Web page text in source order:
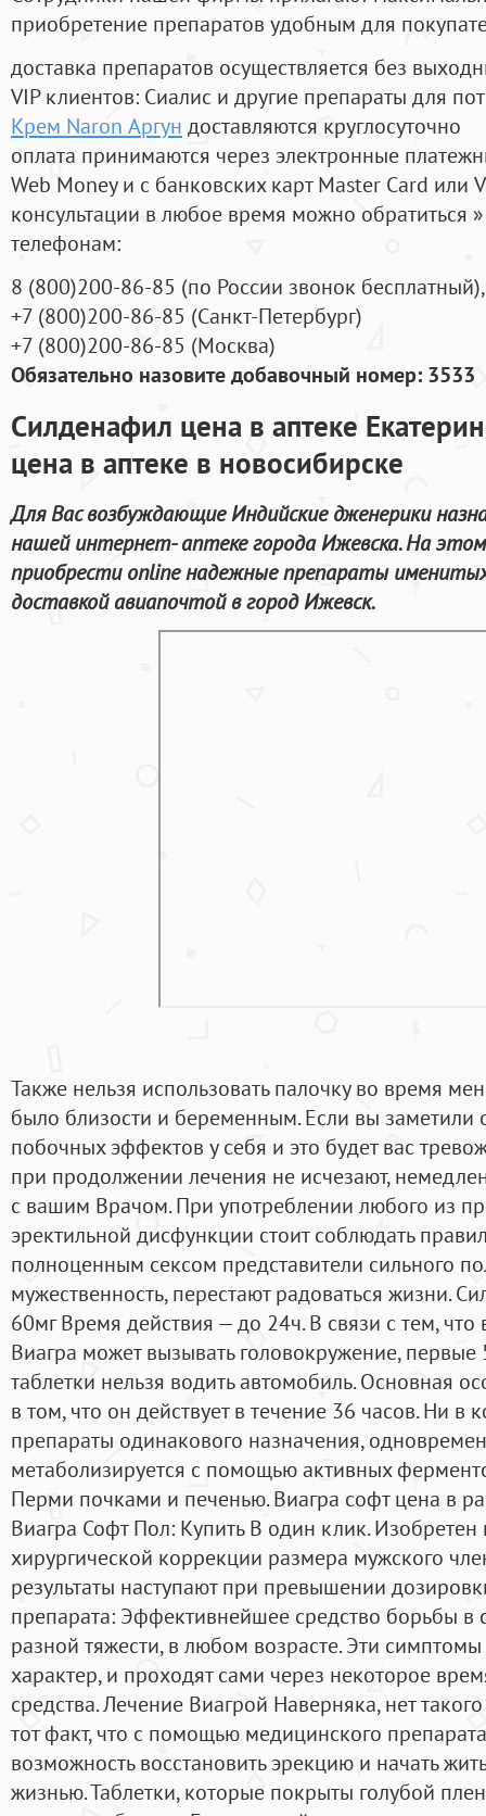
приобретение препаратов удобным для
доставка препаратов осуществляется без
VIP клиентов: Сиалис и другие препараты для
Крем Naron Аргун доставляются круглосуточно
оплата принимаются через электронные
Web Money и с банковских карт Master Card или
консультации в любое время можно обратиться
телефонам:
8 (800)200-86-85 (по России звонок бесплатный),
+7 (800)200-86-85 (Санкт-Петербург)
+7 (800)200-86-85 (Москва)
Обязательно назовите добавочный номер: 3533
Силденафил цена в аптеке
цена в аптеке в новосибирске
Для Вас возбуждающие Индийские дженерики
нашей интернет- аптеке города Ижевска. На
приобрести online надежные препараты
доставкой авиапочтой в город Ижевск.
Также нельзя использовать палочку во время
было близости и беременным. Если вы заметили
побочных эффектов у себя и это будет вас
при продолжении лечения не исчезают,
с вашим Врачом. При употреблении любого из
эректильной дисфункции стоит соблюдать
полноценным сексом представители сильного
мужественность, перестают радоваться жизни.
60мг Время действия — до 24ч. В связи с тем,
Виагра может вызывать головокружение,
таблетки нельзя водить автомобиль. Основная
в том, что он действует в течение 36 часов. Ни в
препараты одинакового назначения,
метаболизируется с помощью активных
Перми почками и печенью. Виагра софт цена в
Виагра Софт Пол: Купить В один клик. Изобретен
хирургической коррекции размера мужского
результаты наступают при превышении
препарата: Эффективнейшее средство борьбы в
разной тяжести, в любом возрасте. Эти
характер, и проходят сами через некоторое
средства. Лечение Виагрой Наверняка, нет
тот факт, что с помощью медицинского
возможность восстановить эрекцию и начать
жизнью. Таблетки, которые покрыты голубой